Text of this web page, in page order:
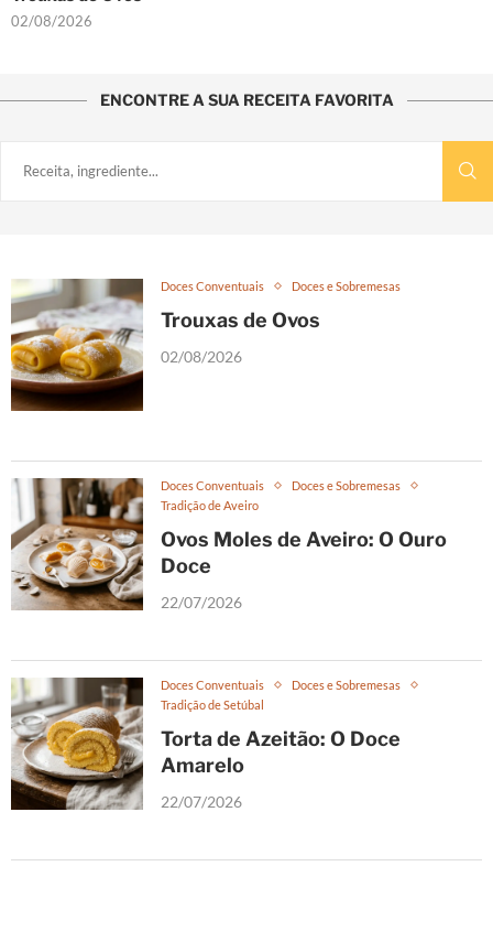
ENCONTRE A SUA RECEITA FAVORITA
Doces Conventuais Doces e Sobremesas
Trouxas de Ovos
02/08/2026
Doces Conventuais
Doces e Sobremesas
Tradição de Aveiro
Ovos Moles de Aveiro: O Ouro
Doce
22/07/2026
Doces Conventuais
Doces e Sobremesas
Tradição de Setúbal
Torta de Azeitão: O Doce
Amarelo
22/07/2026